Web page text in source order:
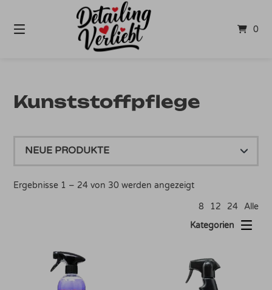
Inhalt
0
Kunststoffpflege
Ergebnisse 1 – 24 von 30 werden angezeigtNach
sortiert
8 12 24 Alle
Kategorien